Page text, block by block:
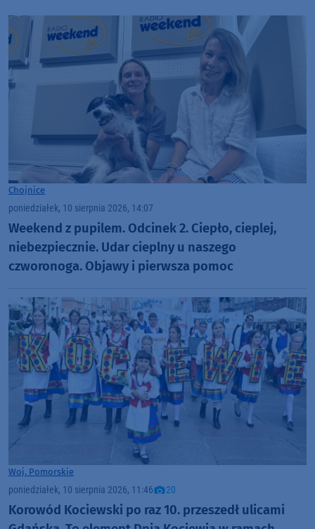
Chojnice
poniedziałek, 10 sierpnia 2026, 14:07
Weekend z pupilem. Odcinek 2. Ciepło, cieplej,
niebezpiecznie. Udar cieplny u naszego
czworonoga. Objawy i pierwsza pomoc
Woj. Pomorskie
poniedziałek, 10 sierpnia 2026, 11:46 20
Korowód Kociewski po raz 10. przeszedł ulicami